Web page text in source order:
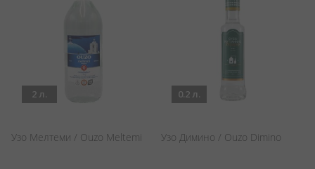
2 л.
Узо Мелтеми / Ouzo Meltemi
0.2 л.
Узо Димино / Ouzo Dimino